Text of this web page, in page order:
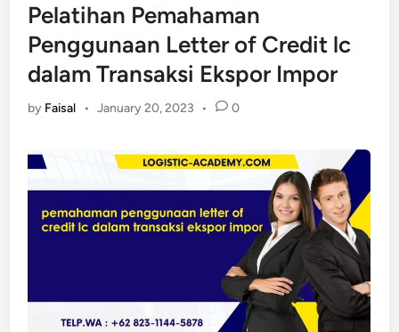
Pelatihan Pemahaman
Penggunaan Letter of Credit lc
dalam Transaksi Ekspor Impor
by Faisal • January 20, 2023 • 0